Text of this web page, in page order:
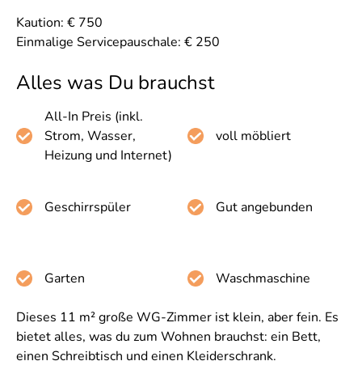
Kaution: € 750
Einmalige Servicepauschale: € 250
Alles was Du brauchst
All-In Preis (inkl.
Strom, Wasser,
Heizung und Internet)
voll möbliert
Geschirrspüler Gut angebunden
Garten Waschmaschine
Dieses 11 m² große WG-Zimmer ist klein, aber fein. Es
bietet alles, was du zum Wohnen brauchst: ein Bett,
einen Schreibtisch und einen Kleiderschrank.